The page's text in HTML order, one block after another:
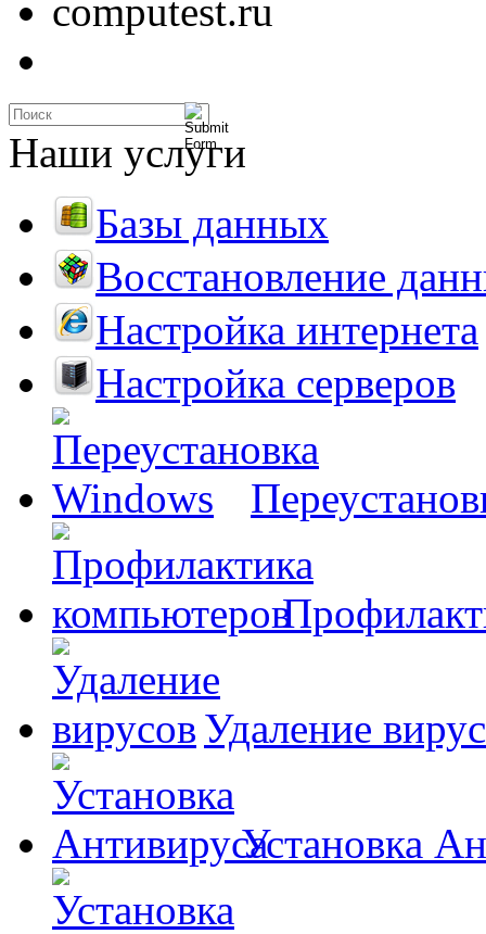
computest.ru
Наши услуги
Базы данных
Восстановление
Настройка интернета
Настройка серверов
Удаление
Установка